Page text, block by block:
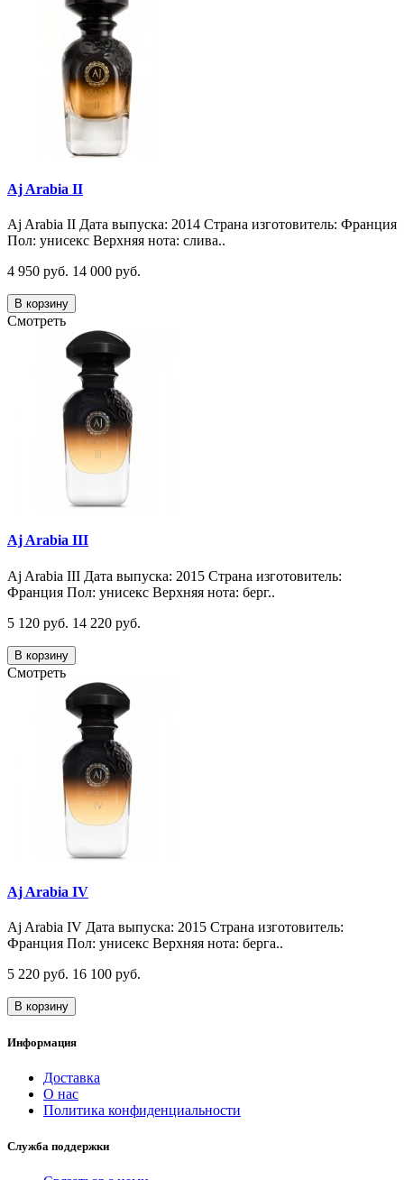
Aj Arabia II
Aj Arabia II Дата выпуска: 2014 Страна изготовитель: Франция
Пол: унисекс Верхняя нота: слива..
4 950 руб. 14 000 руб.
В корзину
Смотреть
Aj Arabia III
Aj Arabia III Дата выпуска: 2015 Страна изготовитель:
Франция Пол: унисекс Верхняя нота: берг..
5 120 руб. 14 220 руб.
В корзину
Смотреть
Aj Arabia IV
Aj Arabia IV Дата выпуска: 2015 Страна изготовитель:
Франция Пол: унисекс Верхняя нота: берга..
5 220 руб. 16 100 руб.
В корзину
Информация
Доставка
О нас
Политика конфиденциальности
Служба поддержки